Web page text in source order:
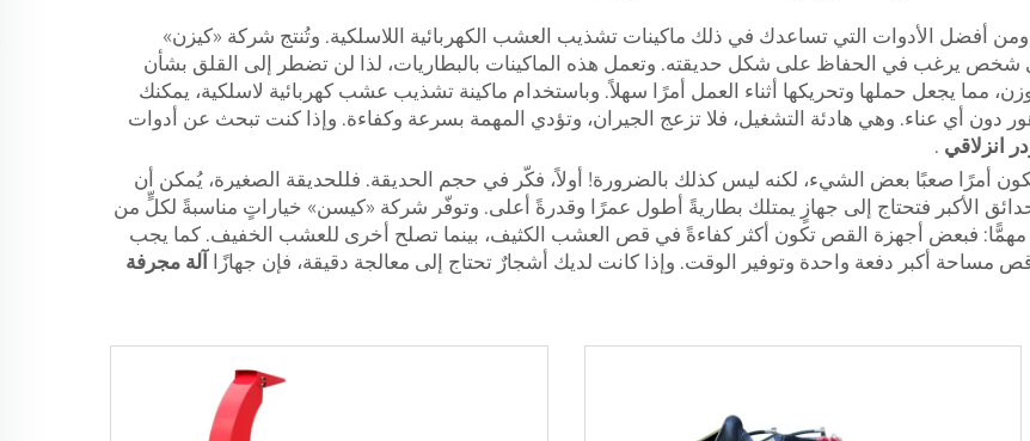
ومن أفضل الأدوات التي تساعدك في ذلك ماكينات تشذيب العشب الكهربائية اللاسلكية. وتُنتج شركة «كيزن»
شخص يرغب في الحفاظ على شكل حديقته. وتعمل هذه الماكينات بالبطاريات، لذا لن تضطر إلى القلق بشأن
مما يجعل حملها وتحريكها أثناء العمل أمرًا سهلاً. وباستخدام ماكينة تشذيب عشب كهربائية لاسلكية، يمكنك
أي عناء. وهي هادئة التشغيل، فلا تزعج الجيران، وتؤدي المهمة بسرعة وكفاءة. وإذا كنت تبحث عن أدوات
انزلاقي .
أمرًا صعبًا بعض الشيء، لكنه ليس كذلك بالضرورة! أولاً، فكّر في حجم الحديقة. فللحديقة الصغيرة، يُمكن أن
الأكبر فتحتاج إلى جهازٍ يمتلك بطاريةً أطول عمرًا وقدرةً أعلى. وتوفّر شركة «كيسن» خياراتٍ مناسبةً لكلٍّ من
مهمًّا: فبعض أجهزة القص تكون أكثر كفاءةً في قص العشب الكثيف، بينما تصلح أخرى للعشب الخفيف. كما يجب
أكبر دفعة واحدة وتوفير الوقت. وإذا كانت لديك أشجارٌ تحتاج إلى معالجة دقيقة، فإن جهازًا
آلة مجرفة